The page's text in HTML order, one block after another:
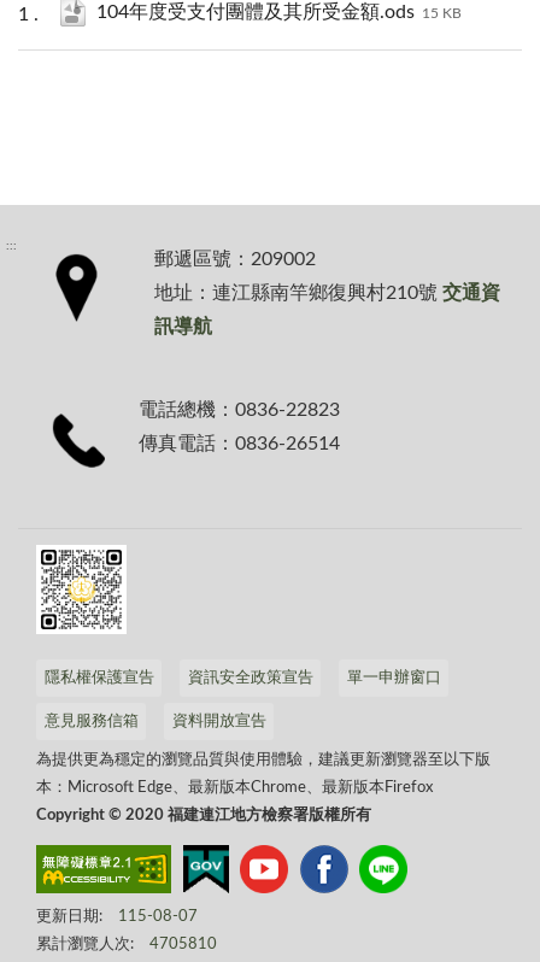
104年度受支付團體及其所受金額.ods 15 KB
:::
郵遞區號：209002
地址：連江縣南竿鄉復興村210號 交通資
訊導航
電話總機：0836-22823
傳真電話：0836-26514
隱私權保護宣告 資訊安全政策宣告 單一申辦窗口
意見服務信箱 資料開放宣告
為提供更為穩定的瀏覽品質與使用體驗，建議更新瀏覽器至以下版
本：Microsoft Edge、最新版本Chrome、最新版本Firefox
Copyright © 2020 福建連江地方檢察署版權所有
更新日期:
115-08-07
累計瀏覽人次:
4705810